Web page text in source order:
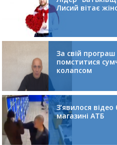
Лисий вітає
За свій
помститися
колапсом
З’явилося
магазині АТБ